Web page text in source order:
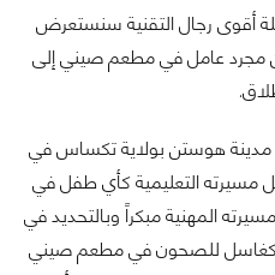
أقوى رجال التقنية سنستعرض
مجرد عامل في مطعم صيني إلى
ديل في فبراير 1965 في مدينة هوستن بولاية تكساس في
مسيرته التعليمية كأي طفل في
المهنية مبكراً وبالتحديد في
كغاسل للصحون في مطعم صيني